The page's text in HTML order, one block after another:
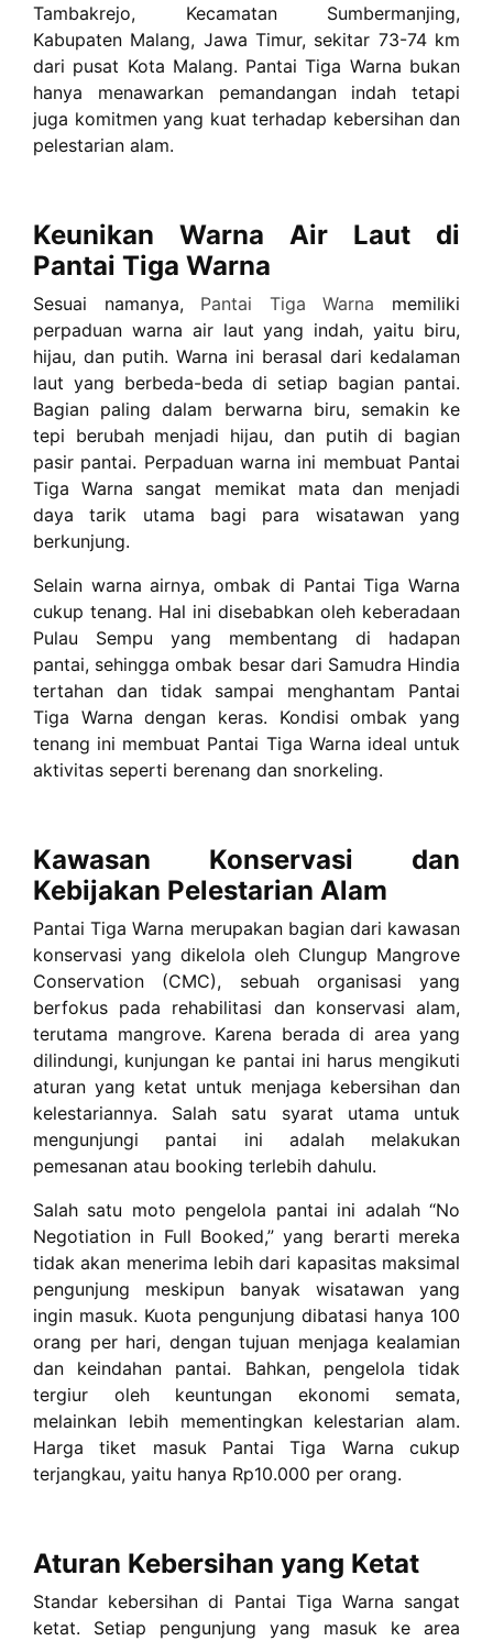
Tambakrejo, Kecamatan Sumbermanjing,
Kabupaten Malang, Jawa Timur, sekitar 73-74 km
dari pusat Kota Malang. Pantai Tiga Warna bukan
hanya menawarkan pemandangan indah tetapi
juga komitmen yang kuat terhadap kebersihan dan
pelestarian alam.
Keunikan Warna Air Laut di
Pantai Tiga Warna
Sesuai namanya, Pantai Tiga Warna memiliki
perpaduan warna air laut yang indah, yaitu biru,
hijau, dan putih. Warna ini berasal dari kedalaman
laut yang berbeda-beda di setiap bagian pantai.
Bagian paling dalam berwarna biru, semakin ke
tepi berubah menjadi hijau, dan putih di bagian
pasir pantai. Perpaduan warna ini membuat Pantai
Tiga Warna sangat memikat mata dan menjadi
daya tarik utama bagi para wisatawan yang
berkunjung.
Selain warna airnya, ombak di Pantai Tiga Warna
cukup tenang. Hal ini disebabkan oleh keberadaan
Pulau Sempu yang membentang di hadapan
pantai, sehingga ombak besar dari Samudra Hindia
tertahan dan tidak sampai menghantam Pantai
Tiga Warna dengan keras. Kondisi ombak yang
tenang ini membuat Pantai Tiga Warna ideal untuk
aktivitas seperti berenang dan snorkeling.
Kawasan Konservasi dan
Kebijakan Pelestarian Alam
Pantai Tiga Warna merupakan bagian dari kawasan
konservasi yang dikelola oleh Clungup Mangrove
Conservation (CMC), sebuah organisasi yang
berfokus pada rehabilitasi dan konservasi alam,
terutama mangrove. Karena berada di area yang
dilindungi, kunjungan ke pantai ini harus mengikuti
aturan yang ketat untuk menjaga kebersihan dan
kelestariannya. Salah satu syarat utama untuk
mengunjungi pantai ini adalah melakukan
pemesanan atau booking terlebih dahulu.
Salah satu moto pengelola pantai ini adalah “No
Negotiation in Full Booked,” yang berarti mereka
tidak akan menerima lebih dari kapasitas maksimal
pengunjung meskipun banyak wisatawan yang
ingin masuk. Kuota pengunjung dibatasi hanya 100
orang per hari, dengan tujuan menjaga kealamian
dan keindahan pantai. Bahkan, pengelola tidak
tergiur oleh keuntungan ekonomi semata,
melainkan lebih mementingkan kelestarian alam.
Harga tiket masuk Pantai Tiga Warna cukup
terjangkau, yaitu hanya Rp10.000 per orang.
Aturan Kebersihan yang Ketat
Standar kebersihan di Pantai Tiga Warna sangat
ketat. Setiap pengunjung yang masuk ke area